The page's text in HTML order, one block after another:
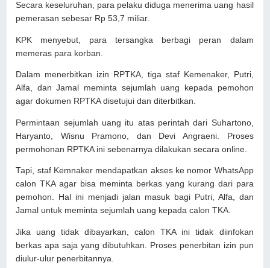
Secara keseluruhan, para pelaku diduga menerima uang hasil
pemerasan sebesar Rp 53,7 miliar.
KPK menyebut, para tersangka berbagi peran dalam
memeras para korban.
Dalam menerbitkan izin RPTKA, tiga staf Kemenaker, Putri,
Alfa, dan Jamal meminta sejumlah uang kepada pemohon
agar dokumen RPTKA disetujui dan diterbitkan.
Permintaan sejumlah uang itu atas perintah dari Suhartono,
Haryanto, Wisnu Pramono, dan Devi Angraeni. Proses
permohonan RPTKA ini sebenarnya dilakukan secara online.
Tapi, staf Kemnaker mendapatkan akses ke nomor WhatsApp
calon TKA agar bisa meminta berkas yang kurang dari para
pemohon. Hal ini menjadi jalan masuk bagi Putri, Alfa, dan
Jamal untuk meminta sejumlah uang kepada calon TKA.
Jika uang tidak dibayarkan, calon TKA ini tidak diinfokan
berkas apa saja yang dibutuhkan. Proses penerbitan izin pun
diulur-ulur penerbitannya.